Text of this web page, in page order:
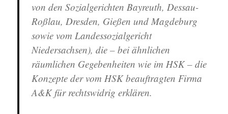
von den Sozialgerichten Bayreuth, Dessau-
Roßlau, Dresden, Gießen und Magdeburg
sowie vom Landessozialgericht
Niedersachsen), die – bei ähnlichen
räumlichen Gegebenheiten wie im HSK – die
Konzepte der vom HSK beauftragten Firma
A&K für rechtswidrig erklären.